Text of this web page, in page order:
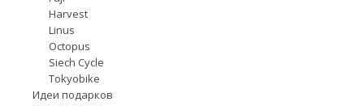
Harvest
Linus
Octopus
Siech Cycle
Tokyobike
Идеи подарков